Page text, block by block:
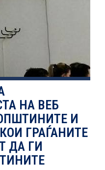
НА ВЕБ
И
ГРАЃАНИТЕ
ДА ГИ